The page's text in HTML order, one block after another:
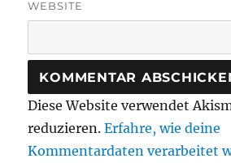
WEBSITE
Diese Website verwendet
reduzieren.Erfahre, wie deine
Kommentardaten verarbeitet